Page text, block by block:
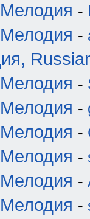
-
-
-
-
-
-
-
-